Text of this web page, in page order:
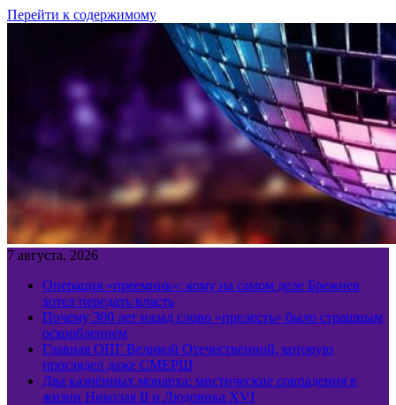
Перейти к содержимому
7 августа, 2026
Операция «преемник»: кому на самом деле Брежнев
хотел передать власть
Почему 300 лет назад слово «прелесть» было страшным
оскорблением
Главная ОПГ Великой Отечественной, которую
проглядел даже СМЕРШ
Два казнённых монарха: мистические совпадения в
жизни Николая II и Людовика XVI